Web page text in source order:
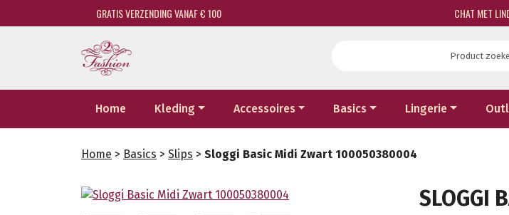
GRATIS VERZENDING VANAF € 100 CHAT MET
Home Kleding Accessoires Basics Lingerie
Home > Basics > Slips > Sloggi Basic Midi Zwart 100050380004
SLOGGI